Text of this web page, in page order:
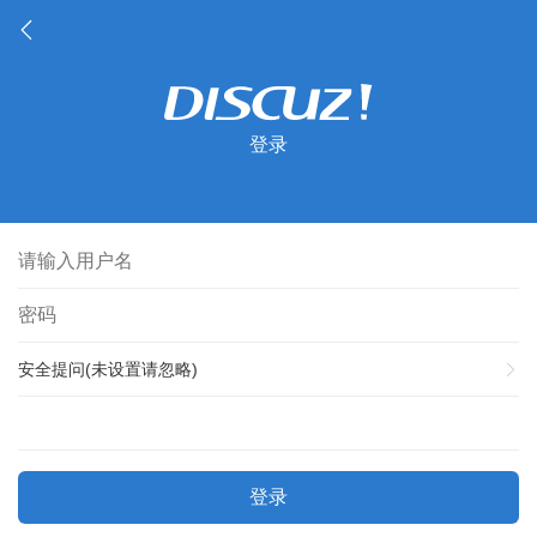
登录
安全提问(未设置请忽略)
登录